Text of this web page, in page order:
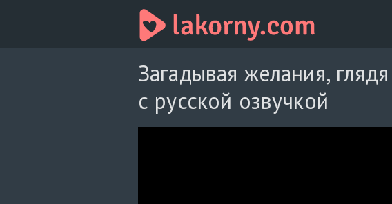
Загадывая желания,
с русской озвучкой